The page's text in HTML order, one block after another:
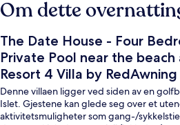
Om dette
The Date House - Four
Private Pool near the beach
Resort 4 Villa by RedAwning
Denne villaen ligger ved siden av en
Islet. Gjestene kan glede seg over et
aktivitetsmuligheter som gang-/